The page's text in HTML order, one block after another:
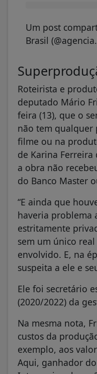
Um post
Brasil
Roteirista e
deputado Mário
feira (13), que o
não tem qualquer
filme ou na
de Karina Ferreira
a obra não
do Banco Master
“E ainda que
haveria problema
estritamente
sem um único
envolvido. E, na
suspeita a ele e
Ele foi secretário
(2020/2022) da
Na mesma nota,
custos da
exemplo, aos
Aqui, ganhador